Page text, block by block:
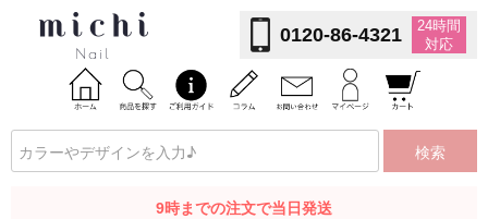
0120-86-4321
24時間
対応
検索
9時までの注文で当日発送